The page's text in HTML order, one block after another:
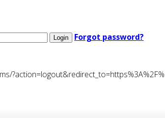
Forgot password?